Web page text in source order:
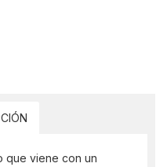
que viene con un